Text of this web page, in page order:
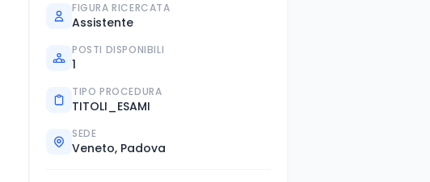
FIGURA RICERCATA
Assistente
POSTI DISPONIBILI
1
TIPO PROCEDURA
TITOLI_ESAMI
SEDE
Veneto, Padova